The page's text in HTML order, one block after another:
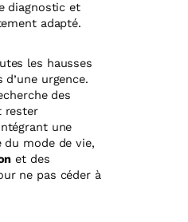
diagnostic et
adapté.
les hausses
urgence.
des
rester
une
du mode de vie,
et des
ne pas céder à